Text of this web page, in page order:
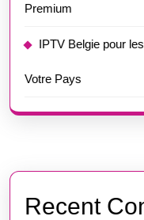
Premium
IPTV Belgie pour
Votre Pays
Recent